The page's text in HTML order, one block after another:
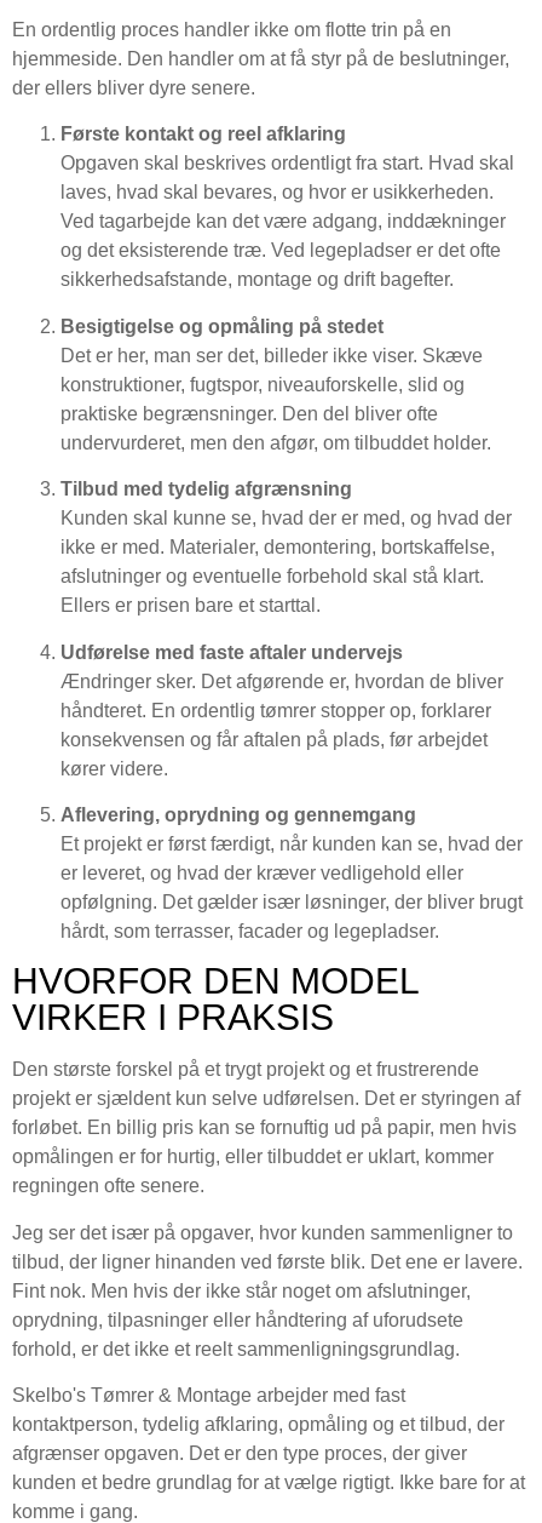
En ordentlig proces handler ikke om flotte trin på en
hjemmeside. Den handler om at få styr på de beslutninger,
der ellers bliver dyre senere.
Første kontakt og reel afklaring
Opgaven skal beskrives ordentligt fra start. Hvad skal
laves, hvad skal bevares, og hvor er usikkerheden.
Ved tagarbejde kan det være adgang, inddækninger
og det eksisterende træ. Ved legepladser er det ofte
sikkerhedsafstande, montage og drift bagefter.
Besigtigelse og opmåling på stedet
Det er her, man ser det, billeder ikke viser. Skæve
konstruktioner, fugtspor, niveauforskelle, slid og
praktiske begrænsninger. Den del bliver ofte
undervurderet, men den afgør, om tilbuddet holder.
Tilbud med tydelig afgrænsning
Kunden skal kunne se, hvad der er med, og hvad der
ikke er med. Materialer, demontering, bortskaffelse,
afslutninger og eventuelle forbehold skal stå klart.
Ellers er prisen bare et starttal.
Udførelse med faste aftaler undervejs
Ændringer sker. Det afgørende er, hvordan de bliver
håndteret. En ordentlig tømrer stopper op, forklarer
konsekvensen og får aftalen på plads, før arbejdet
kører videre.
Aflevering, oprydning og gennemgang
Et projekt er først færdigt, når kunden kan se, hvad der
er leveret, og hvad der kræver vedligehold eller
opfølgning. Det gælder især løsninger, der bliver brugt
hårdt, som terrasser, facader og legepladser.
HVORFOR DEN MODEL
VIRKER I PRAKSIS
Den største forskel på et trygt projekt og et frustrerende
projekt er sjældent kun selve udførelsen. Det er styringen af
forløbet. En billig pris kan se fornuftig ud på papir, men hvis
opmålingen er for hurtig, eller tilbuddet er uklart, kommer
regningen ofte senere.
Jeg ser det især på opgaver, hvor kunden sammenligner to
tilbud, der ligner hinanden ved første blik. Det ene er lavere.
Fint nok. Men hvis der ikke står noget om afslutninger,
oprydning, tilpasninger eller håndtering af uforudsete
forhold, er det ikke et reelt sammenligningsgrundlag.
Skelbo's Tømrer & Montage arbejder med fast
kontaktperson, tydelig afklaring, opmåling og et tilbud, der
afgrænser opgaven. Det er den type proces, der giver
kunden et bedre grundlag for at vælge rigtigt. Ikke bare for at
komme i gang.